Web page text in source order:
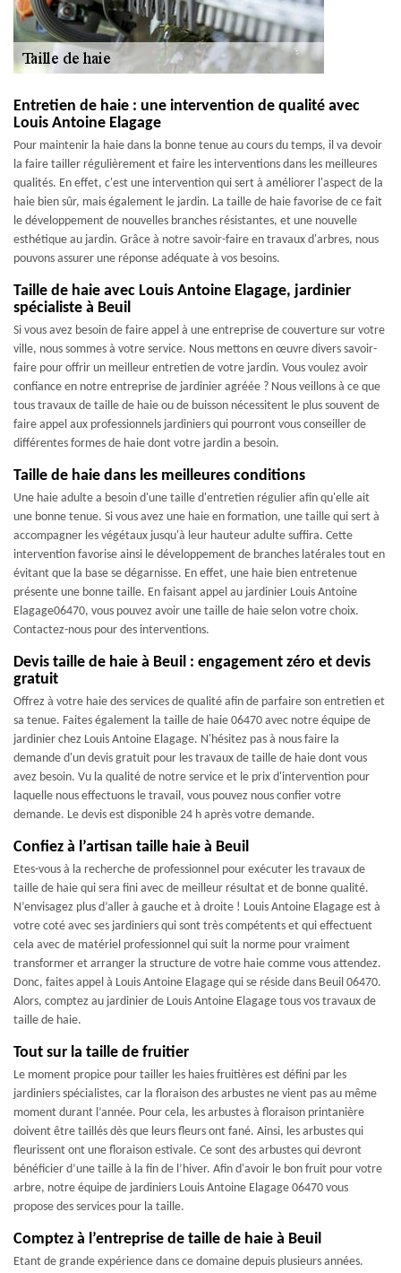
Entretien de haie : une intervention de qualité avec
Louis Antoine Elagage
Pour maintenir la haie dans la bonne tenue au cours du temps, il va devoir
la faire tailler régulièrement et faire les interventions dans les meilleures
qualités. En effet, c'est une intervention qui sert à améliorer l'aspect de la
haie bien sûr, mais également le jardin. La taille de haie favorise de ce fait
le développement de nouvelles branches résistantes, et une nouvelle
esthétique au jardin. Grâce à notre savoir-faire en travaux d'arbres, nous
pouvons assurer une réponse adéquate à vos besoins.
Taille de haie avec Louis Antoine Elagage, jardinier
spécialiste à Beuil
Si vous avez besoin de faire appel à une entreprise de couverture sur votre
ville, nous sommes à votre service. Nous mettons en œuvre divers savoir-
faire pour offrir un meilleur entretien de votre jardin. Vous voulez avoir
confiance en notre entreprise de jardinier agréée ? Nous veillons à ce que
tous travaux de taille de haie ou de buisson nécessitent le plus souvent de
faire appel aux professionnels jardiniers qui pourront vous conseiller de
différentes formes de haie dont votre jardin a besoin.
Taille de haie dans les meilleures conditions
Une haie adulte a besoin d'une taille d'entretien régulier afin qu'elle ait
une bonne tenue. Si vous avez une haie en formation, une taille qui sert à
accompagner les végétaux jusqu'à leur hauteur adulte suffira. Cette
intervention favorise ainsi le développement de branches latérales tout en
évitant que la base se dégarnisse. En effet, une haie bien entretenue
présente une bonne taille. En faisant appel au jardinier Louis Antoine
Elagage06470, vous pouvez avoir une taille de haie selon votre choix.
Contactez-nous pour des interventions.
Devis taille de haie à Beuil : engagement zéro et devis
gratuit
Offrez à votre haie des services de qualité afin de parfaire son entretien et
sa tenue. Faites également la taille de haie 06470 avec notre équipe de
jardinier chez Louis Antoine Elagage. N'hésitez pas à nous faire la
demande d'un devis gratuit pour les travaux de taille de haie dont vous
avez besoin. Vu la qualité de notre service et le prix d'intervention pour
laquelle nous effectuons le travail, vous pouvez nous confier votre
demande. Le devis est disponible 24 h après votre demande.
Confiez à l’artisan taille haie à Beuil
Etes-vous à la recherche de professionnel pour exécuter les travaux de
taille de haie qui sera fini avec de meilleur résultat et de bonne qualité.
N’envisagez plus d’aller à gauche et à droite ! Louis Antoine Elagage est à
votre coté avec ses jardiniers qui sont très compétents et qui effectuent
cela avec de matériel professionnel qui suit la norme pour vraiment
transformer et arranger la structure de votre haie comme vous attendez.
Donc, faites appel à Louis Antoine Elagage qui se réside dans Beuil 06470.
Alors, comptez au jardinier de Louis Antoine Elagage tous vos travaux de
taille de haie.
Tout sur la taille de fruitier
Le moment propice pour tailler les haies fruitières est défini par les
jardiniers spécialistes, car la floraison des arbustes ne vient pas au même
moment durant l’année. Pour cela, les arbustes à floraison printanière
doivent être taillés dès que leurs fleurs ont fané. Ainsi, les arbustes qui
fleurissent ont une floraison estivale. Ce sont des arbustes qui devront
bénéficier d’une taille à la fin de l’hiver. Afin d'avoir le bon fruit pour votre
arbre, notre équipe de jardiniers Louis Antoine Elagage 06470 vous
propose des services pour la taille.
Comptez à l’entreprise de taille de haie à Beuil
Etant de grande expérience dans ce domaine depuis plusieurs années.